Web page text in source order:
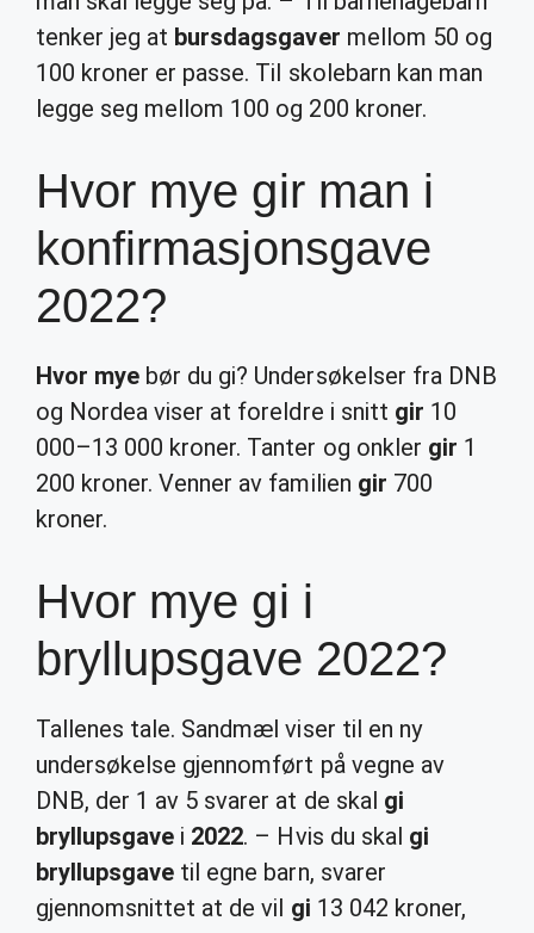
tenker jeg at bursdagsgaver mellom 50 og
100 kroner er passe. Til skolebarn kan man
legge seg mellom 100 og 200 kroner.
Hvor mye gir man i
konfirmasjonsgave
2022?
Hvor mye bør du gi? Undersøkelser fra DNB
og Nordea viser at foreldre i snitt gir 10
000–13 000 kroner. Tanter og onkler gir 1
200 kroner. Venner av familien gir 700
kroner.
Hvor mye gi i
bryllupsgave 2022?
Tallenes tale. Sandmæl viser til en ny
undersøkelse gjennomført på vegne av
DNB, der 1 av 5 svarer at de skal gi
bryllupsgave i 2022. – Hvis du skal gi
bryllupsgave til egne barn, svarer
gjennomsnittet at de vil gi 13 042 kroner,